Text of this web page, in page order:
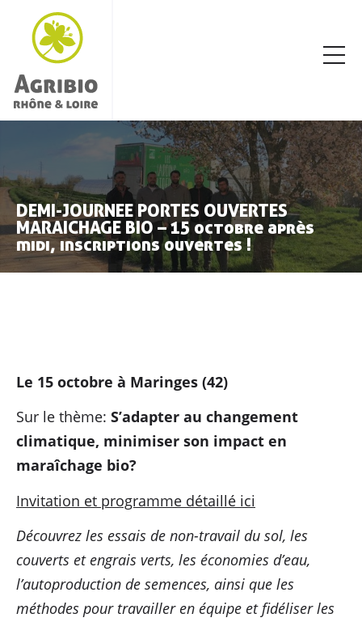
DEMI-JOURNEE PORTES OUVERTES
MARAICHAGE BIO – 15 octobre après
midi, inscriptions ouvertes !
Le 15 octobre à Maringes (42)
Sur le thème: S’adapter au changement
climatique, minimiser son impact en
maraîchage bio?
Invitation et programme détaillé ici
Découvrez les essais de non-travail du sol, les
couverts et engrais verts, les économies d’eau,
l’autoproduction de semences, ainsi que les
méthodes pour travailler en équipe et fidéliser les